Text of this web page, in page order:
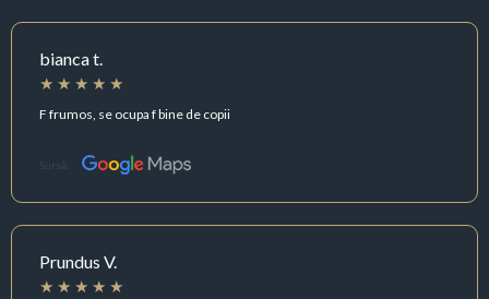
bianca t.
F frumos, se ocupa f bine de copii
Sursă:
Prundus V.